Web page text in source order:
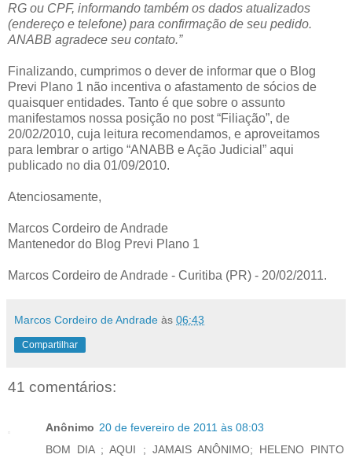
RG ou CPF, informando também os dados atualizados
(endereço e telefone) para confirmação de seu pedido.
ANABB agradece seu contato.”
Finalizando, cumprimos o dever de informar que o Blog
Previ Plano 1 não incentiva o afastamento de sócios de
quaisquer entidades. Tanto é que sobre o assunto
manifestamos nossa posição no post “Filiação”, de
20/02/2010, cuja leitura recomendamos, e aproveitamos
para lembrar o artigo “ANABB e Ação Judicial” aqui
publicado no dia 01/09/2010.
Atenciosamente,
Marcos Cordeiro de Andrade
Mantenedor do Blog Previ Plano 1
Marcos Cordeiro de Andrade - Curitiba (PR) - 20/02/2011.
Marcos Cordeiro de Andrade às 06:43
Compartilhar
41 comentários:
Anônimo 20 de fevereiro de 2011 às 08:03
BOM DIA ; AQUI ; JAMAIS ANÔNIMO; HELENO PINTO